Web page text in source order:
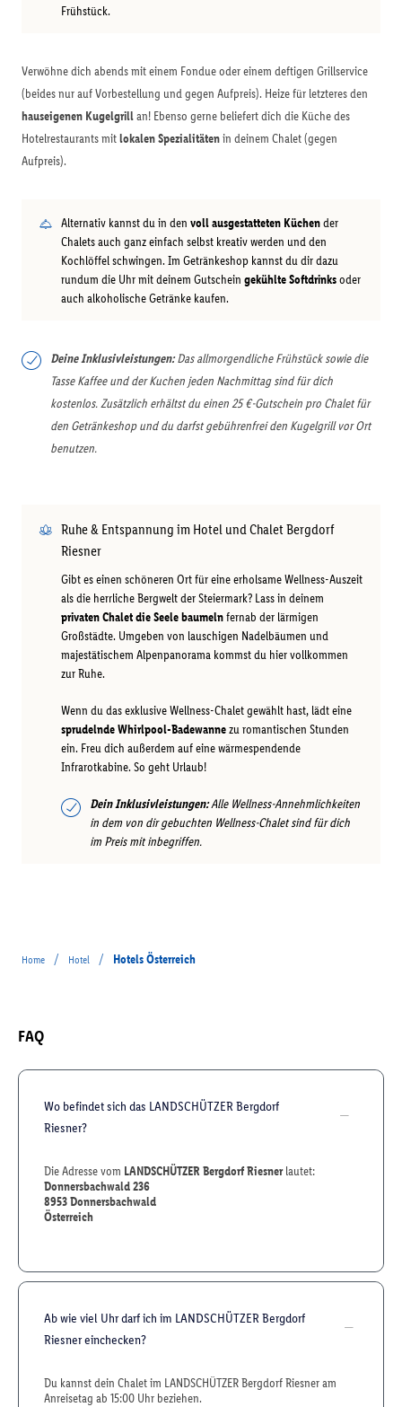
Frühstück.
Verwöhne dich abends mit einem Fondue oder einem deftigen Grillservice
(beides nur auf Vorbestellung und gegen Aufpreis). Heize für letzteres den
hauseigenen Kugelgrillan! Ebenso gerne beliefert dich die Küche des
Hotelrestaurants mitlokalen Spezialitätenin deinem Chalet (gegen
Aufpreis).
Alternativ kannst du in den voll ausgestatteten Küchender
Chalets auch ganz einfach selbst kreativ werden und den
Kochlöffel schwingen. Im Getränkeshop kannst du dir dazu
rundum die Uhr mit deinem Gutschein gekühlte Softdrinksoder
auch alkoholische Getränke kaufen.
Deine Inklusivleistungen:Das allmorgendliche Frühstück sowie die
Tasse Kaffee und der Kuchen jeden Nachmittag sind für dich
kostenlos. Zusätzlich erhältst du einen 25 €-Gutschein pro Chalet für
den Getränkeshop und du darfst gebührenfrei den Kugelgrill vor Ort
benutzen.
Ruhe & Entspannung im Hotel und Chalet Bergdorf
Riesner
Gibt es einen schöneren Ort für eine erholsame Wellness-Auszeit
als die herrliche Bergwelt der Steiermark? Lass in deinem
privaten Chalet die Seele baumelnfernab der lärmigen
Großstädte. Umgeben von lauschigen Nadelbäumen und
majestätischem Alpenpanorama kommst du hier vollkommen
zur Ruhe.
Wenn du das exklusive Wellness-Chalet gewählt hast, lädt eine
sprudelnde Whirlpool-Badewannezu romantischen Stunden
ein. Freu dich außerdem auf eine wärmespendende
Infrarotkabine. So geht Urlaub!
Dein Inklusivleistungen:Alle Wellness-Annehmlichkeiten
in dem von dir gebuchten Wellness-Chalet sind für dich
im Preis mit inbegriffen.
Home / Hotel / Hotels Österreich
FAQ
Wo befindet sich das LANDSCHÜTZER Bergdorf
Riesner?
Die Adresse vom LANDSCHÜTZER Bergdorf Riesnerlautet:
Donnersbachwald 236
8953Donnersbachwald
Österreich
Ab wie viel Uhr darf ich im LANDSCHÜTZER Bergdorf
Riesner einchecken?
Du kannst dein Chalet im LANDSCHÜTZER Bergdorf Riesner am
Anreisetag ab 15:00 Uhr beziehen.